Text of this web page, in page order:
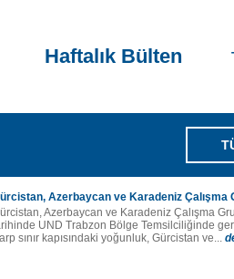
Haftalık Bülten
Azerbaycan ve Karadeniz Çalışma
Azerbaycan ve Karadeniz Çalışma
UND Trabzon Bölge Temsilciliğinde
sınır kapısındaki yoğunluk, Gürcistan ve...